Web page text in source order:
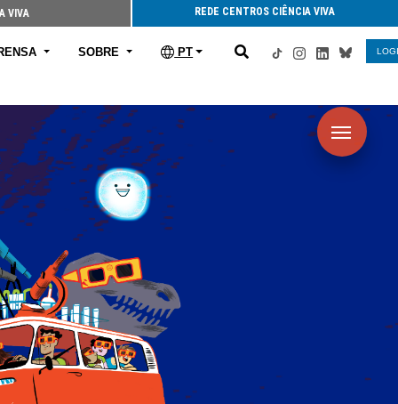
VIVA REDE CENTROS CIÊNCIA VIVA
SOBRE PT